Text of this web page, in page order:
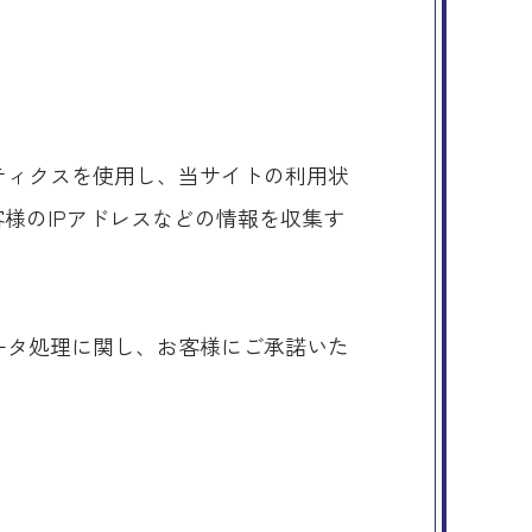
クスを使用し、当サイトの利用状
のIPアドレスなどの情報を収集す
処理に関し、お客様にご承諾いた